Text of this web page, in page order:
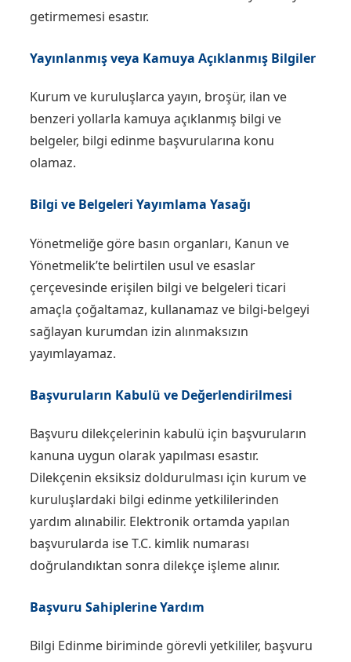
getirmemesi esastır.
Yayınlanmış veya Kamuya Açıklanmış Bilgiler
Kurum ve kuruluşlarca yayın, broşür, ilan ve
benzeri yollarla kamuya açıklanmış bilgi ve
belgeler, bilgi edinme başvurularına konu
olamaz.
Bilgi ve Belgeleri Yayımlama Yasağı
Yönetmeliğe göre basın organları, Kanun ve
Yönetmelik’te belirtilen usul ve esaslar
çerçevesinde erişilen bilgi ve belgeleri ticari
amaçla çoğaltamaz, kullanamaz ve bilgi-belgeyi
sağlayan kurumdan izin alınmaksızın
yayımlayamaz.
Başvuruların Kabulü ve Değerlendirilmesi
Başvuru dilekçelerinin kabulü için başvuruların
kanuna uygun olarak yapılması esastır.
Dilekçenin eksiksiz doldurulması için kurum ve
kuruluşlardaki bilgi edinme yetkililerinden
yardım alınabilir. Elektronik ortamda yapılan
başvurularda ise T.C. kimlik numarası
doğrulandıktan sonra dilekçe işleme alınır.
Başvuru Sahiplerine Yardım
Bilgi Edinme biriminde görevli yetkililer, başvuru